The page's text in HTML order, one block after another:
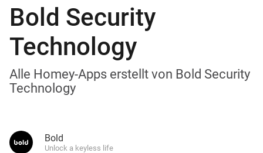
Bold Security
Technology
Alle Homey-Apps erstellt von Bold Security
Technology
Bold
Unlock a keyless life